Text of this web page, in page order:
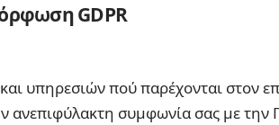
GDPR
υπηρεσιών πού παρέχονται στον
ανεπιφύλακτη συμφωνία σας με την